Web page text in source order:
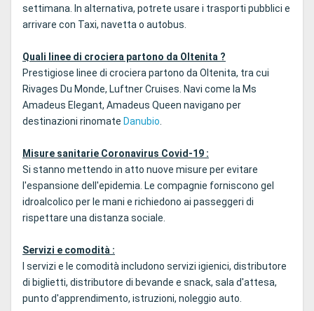
settimana. In alternativa, potrete usare i trasporti pubblici e
arrivare con Taxi, navetta o autobus.
Quali linee di crociera partono da Oltenita ?
Prestigiose linee di crociera partono da Oltenita, tra cui
Rivages Du Monde, Luftner Cruises. Navi come la Ms
Amadeus Elegant, Amadeus Queen navigano per
destinazioni rinomate Danubio.
Misure sanitarie Coronavirus Covid-19 :
Si stanno mettendo in atto nuove misure per evitare
l'espansione dell'epidemia. Le compagnie forniscono gel
idroalcolico per le mani e richiedono ai passeggeri di
rispettare una distanza sociale.
Servizi e comodità :
I servizi e le comodità includono servizi igienici, distributore
di biglietti, distributore di bevande e snack, sala d'attesa,
punto d'apprendimento, istruzioni, noleggio auto.